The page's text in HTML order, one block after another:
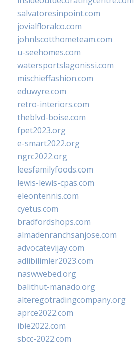
salvatoresinpoint.com
jovialfloralco.com
johnlscotthometeam.com
u-seehomes.com
watersportslagonissi.com
mischieffashion.com
eduwyre.com
retro-interiors.com
theblvd-boise.com
fpet2023.org
e-smart2022.org
ngrc2022.org
leesfamilyfoods.com
lewis-lewis-cpas.com
eleontennis.com
cyetus.com
bradfordshops.com
almadenranchsanjose.com
advocatevijay.com
adlibilimler2023.com
naswwebed.org
balithut-manado.org
alteregotradingcompany.org
aprce2022.com
ibie2022.com
sbcc-2022.com